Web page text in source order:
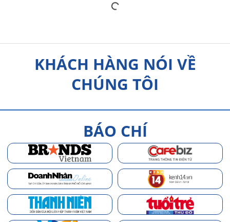
KHÁCH HÀNG NÓI VỀ
CHÚNG TÔI
BÁO CHÍ